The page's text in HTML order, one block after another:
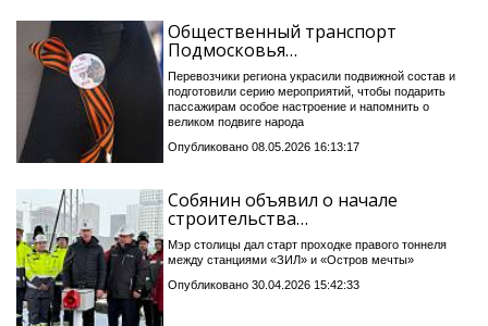
Общественный транспорт
Подмосковья…
Перевозчики региона украсили подвижной состав и
подготовили серию мероприятий, чтобы подарить
пассажирам особое настроение и напомнить о
великом подвиге народа
Опубликовано 08.05.2026 16:13:17
Собянин объявил о начале
строительства…
Мэр столицы дал старт проходке правого тоннеля
между станциями «ЗИЛ» и «Остров мечты»
Опубликовано 30.04.2026 15:42:33